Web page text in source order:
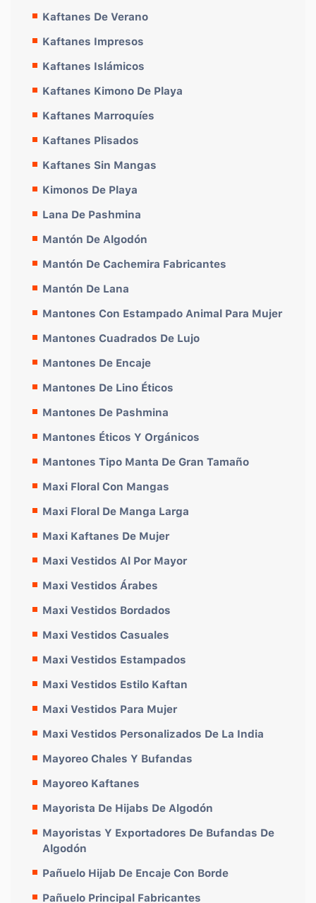
Kaftanes De Verano
Kaftanes Impresos
Kaftanes Islámicos
Kaftanes Kimono De Playa
Kaftanes Marroquíes
Kaftanes Plisados
Kaftanes Sin Mangas
Kimonos De Playa
Lana De Pashmina
Mantón De Algodón
Mantón De Cachemira Fabricantes
Mantón De Lana
Mantones Con Estampado Animal Para Mujer
Mantones Cuadrados De Lujo
Mantones De Encaje
Mantones De Lino Éticos
Mantones De Pashmina
Mantones Éticos Y Orgánicos
Mantones Tipo Manta De Gran Tamaño
Maxi Floral Con Mangas
Maxi Floral De Manga Larga
Maxi Kaftanes De Mujer
Maxi Vestidos Al Por Mayor
Maxi Vestidos Árabes
Maxi Vestidos Bordados
Maxi Vestidos Casuales
Maxi Vestidos Estampados
Maxi Vestidos Estilo Kaftan
Maxi Vestidos Para Mujer
Maxi Vestidos Personalizados De La India
Mayoreo Chales Y Bufandas
Mayoreo Kaftanes
Mayorista De Hijabs De Algodón
Mayoristas Y Exportadores De Bufandas De
Algodón
Pañuelo Hijab De Encaje Con Borde
Pañuelo Principal Fabricantes